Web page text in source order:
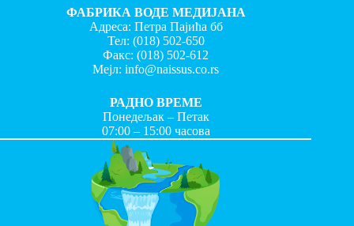
ФАБРИКА ВОДЕ МЕДИЈАНА
Адреса: Петра Пајића бб
Тел: (018) 502-650
Факс:(018) 502-612
Мејл:info@naissus.co.rs
РАДНО ВРЕМЕ
Понедељак – Петак
07:00 – 15:00 часова